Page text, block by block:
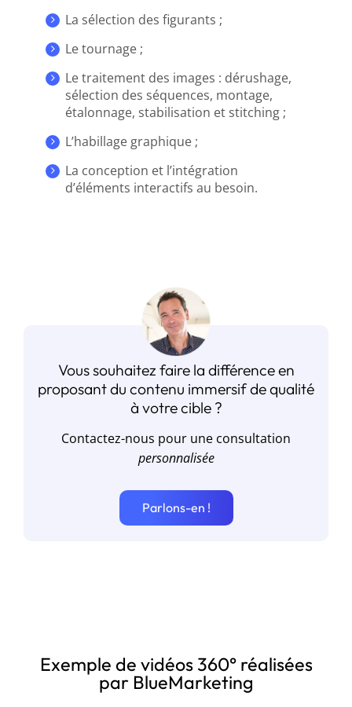
La sélection des figurants ;
Le tournage ;
Le traitement des images : dérushage,
sélection des séquences, montage,
étalonnage, stabilisation et stitching ;
L’habillage graphique ;
La conception et l’intégration
d’éléments interactifs au besoin.
Vous souhaitez faire la différence en
proposant du contenu immersif de qualité
à votre cible ?
Contactez-nous pour une consultation
personnalisée
Parlons-en !
Exemple de vidéos 360° réalisées
par BlueMarketing